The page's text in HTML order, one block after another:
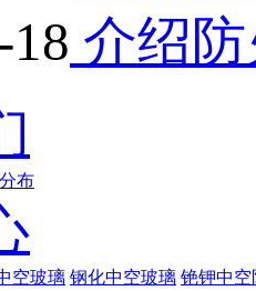
18 介绍
布
空玻璃 钢化中空玻璃 铯钾中空